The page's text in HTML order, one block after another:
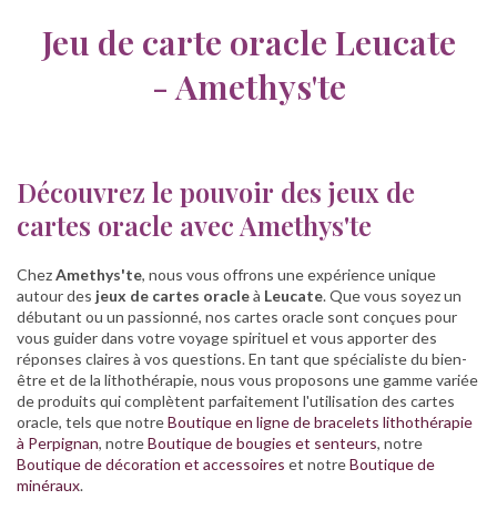
Jeu de carte oracle Leucate
- Amethys'te
Découvrez le pouvoir des jeux de
cartes oracle avec Amethys'te
ChezAmethys'te, nous vous offrons une expérience unique
autour des jeux de cartes oracleà Leucate. Que vous soyez un
débutant ou un passionné, nos cartes oracle sont conçues pour
vous guider dans votre voyage spirituel et vous apporter des
réponses claires à vos questions. En tant que spécialiste du bien-
être et de la lithothérapie, nous vous proposons une gamme variée
de produits qui complètent parfaitement l'utilisation des cartes
oracle, tels que notreBoutique en ligne de bracelets lithothérapie
à Perpignan, notreBoutique de bougies et senteurs, notre
Boutique de décoration et accessoires et notreBoutique de
minéraux.